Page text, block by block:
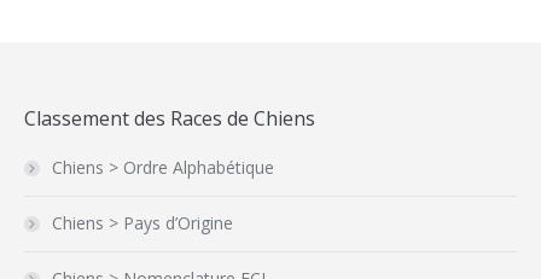
Classement des Races de Chiens
Chiens > Ordre Alphabétique
Chiens > Pays d’Origine